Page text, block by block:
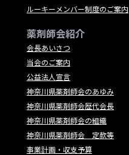
ルーキーメンバー制度のご案内
薬剤師会紹介
会長あいさつ
当会のご案内
公益法人宣言
神奈川県薬剤師会のあゆみ
神奈川県薬剤師会歴代会長
神奈川県薬剤師会の組織
神奈川県薬剤師会 定款等
事業計画・収支予算